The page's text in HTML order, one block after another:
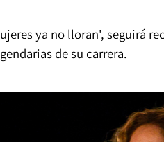
ya no lloran', seguirá
de su carrera.